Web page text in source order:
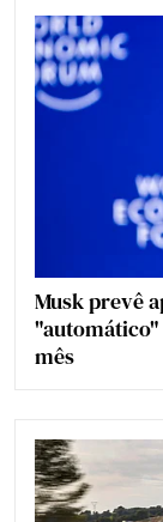
Musk prevê
"automático"
mês